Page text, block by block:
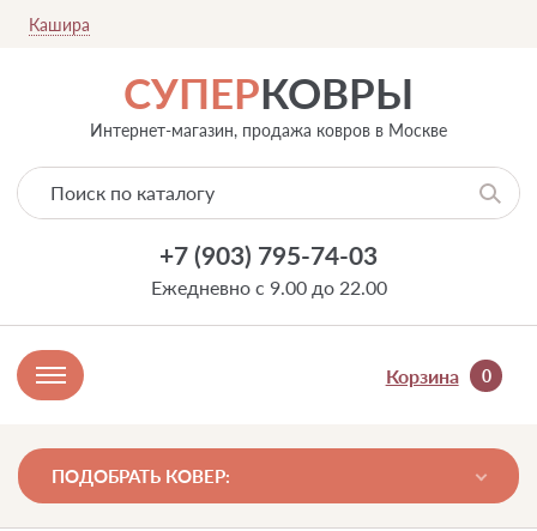
Кашира
СУПЕРКОВРЫ
Интернет-магазин, продажа ковров в Москве
+7 (903) 795-74-03
Ежедневно с 9.00 до 22.00
Корзина 0
ПОДОБРАТЬ КОВЕР: